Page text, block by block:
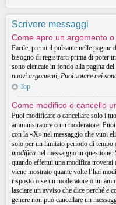
Scrivere messaggi
Come apro un argomento
Facile, premi il pulsante nelle pagine
bisogno di registrarti prima di poter
sono elencate in fondo alla pagina
nuovi argomenti, Puoi votare nei
Top
Come modifico o cancello
Puoi modificare o cancellare solo i
amministratore o un moderatore.
con la «X» nel messaggio che vuoi
solo per un limitato periodo di
modifica nel messaggio in
quando effettui una modifica troverai
viene mostrato quante volte l’hai
risposto o se un moderatore o un
lasciare un avviso che dice perché e
genere non può cancellare un